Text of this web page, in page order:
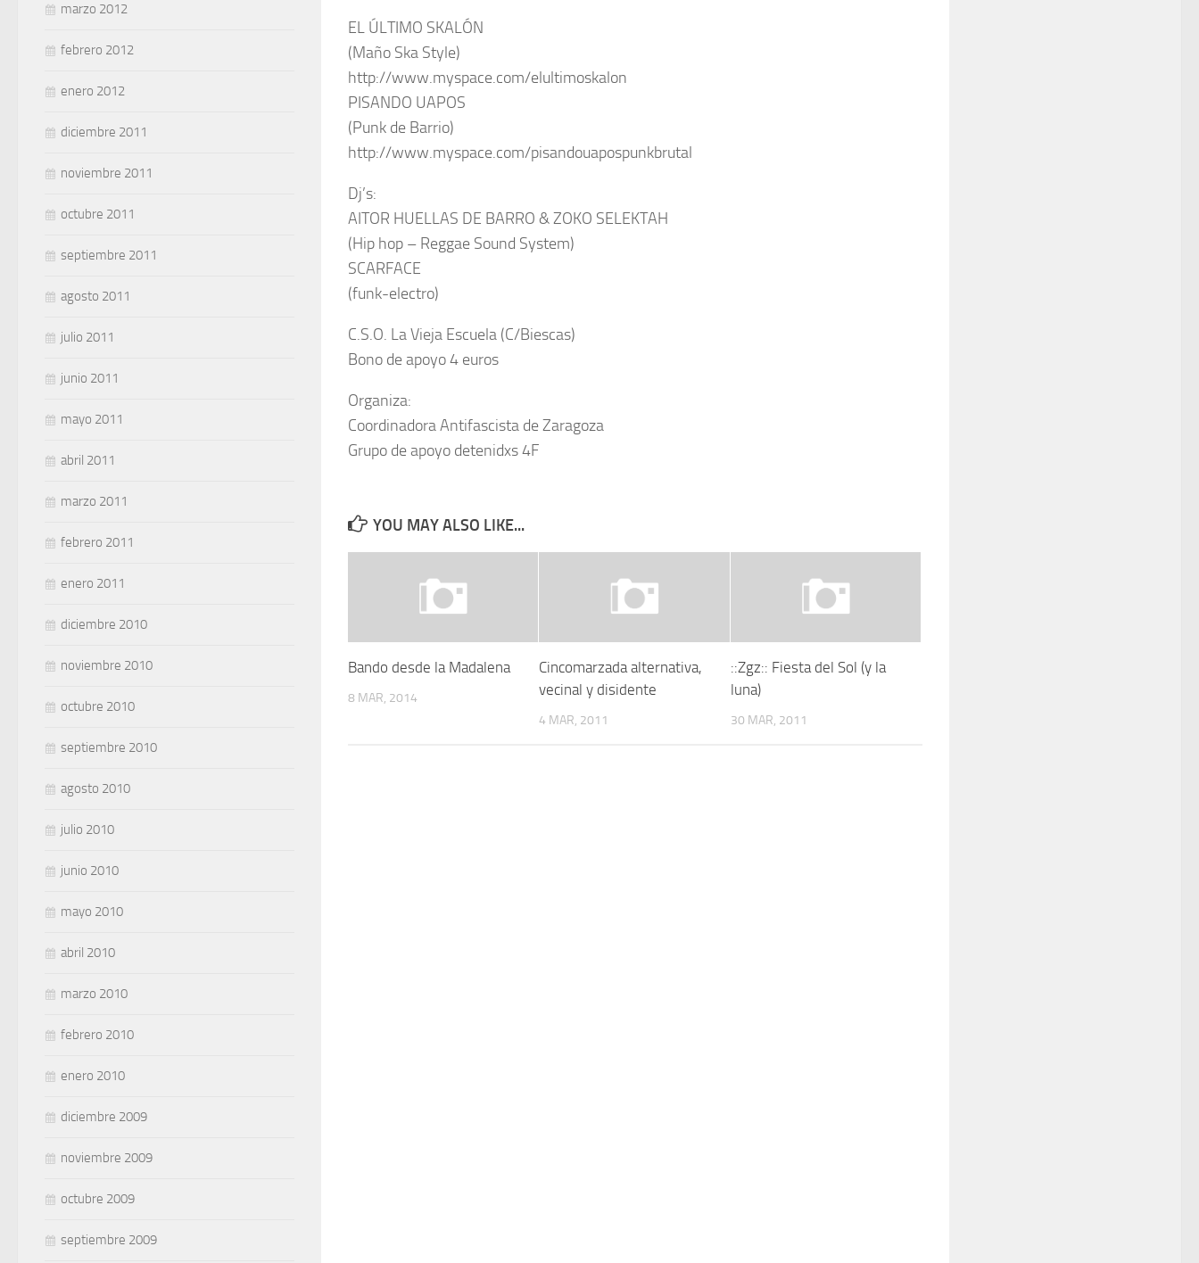
EL ÚLTIMO SKALÓN
(Maño Ska Style)
http://www.myspace.com/elultimoskalon
PISANDO UAPOS
(Punk de Barrio)
http://www.myspace.com/pisandouapospunkbrutal
Dj’s:
AITOR HUELLAS DE BARRO & ZOKO SELEKTAH
(Hip hop – Reggae Sound System)
SCARFACE
(funk-electro)
C.S.O. La Vieja Escuela (C/Biescas)
Bono de apoyo 4 euros
Organiza:
Coordinadora Antifascista de Zaragoza
Grupo de apoyo detenidxs 4F
YOU MAY ALSO LIKE...
Bando desde la Madalena
8 MAR, 2014
Cincomarzada alternativa,
vecinal y disidente
4 MAR, 2011
::Zgz:: Fiesta del Sol (y la
luna)
30 MAR, 2011
marzo 2012
febrero 2012
enero 2012
diciembre 2011
noviembre 2011
octubre 2011
septiembre 2011
agosto 2011
julio 2011
junio 2011
mayo 2011
abril 2011
marzo 2011
febrero 2011
enero 2011
diciembre 2010
noviembre 2010
octubre 2010
septiembre 2010
agosto 2010
julio 2010
junio 2010
mayo 2010
abril 2010
marzo 2010
febrero 2010
enero 2010
diciembre 2009
noviembre 2009
octubre 2009
septiembre 2009